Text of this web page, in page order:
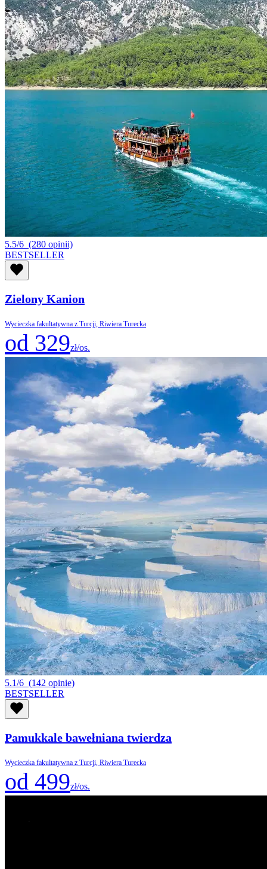
5.5/6 (280 opinii)
BESTSELLER
Zielony Kanion
Wycieczka fakultatywna z Turcji, Riwiera Turecka
od 329zł/os.
5.1/6 (142 opinie)
BESTSELLER
Pamukkale bawełniana twierdza
Wycieczka fakultatywna z Turcji, Riwiera Turecka
od 499zł/os.